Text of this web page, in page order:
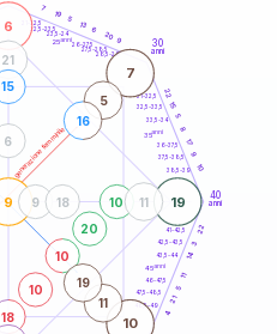
generazione femminile
30
anni
40
anni
21-22,5
22,5-23,5
23,5-24
26-27,5
27,5-28,5
28,5-29
31-32,5
32,5-33,5
33,5-34
36-37,5
37,5-38,5
38,5-39
41-42,5
42,5-43,5
43,5-44
46-47,5
47,5-48,5
48,5-49
7
19 5
13
6
20
9
22
15
5
8
17
9
10
22
3
14
11
5
21
4
6
19
9
7
10
18
10
10
20
10
21
11
15
9 18
6
5
16
11
19
25anni
35anni
45anni